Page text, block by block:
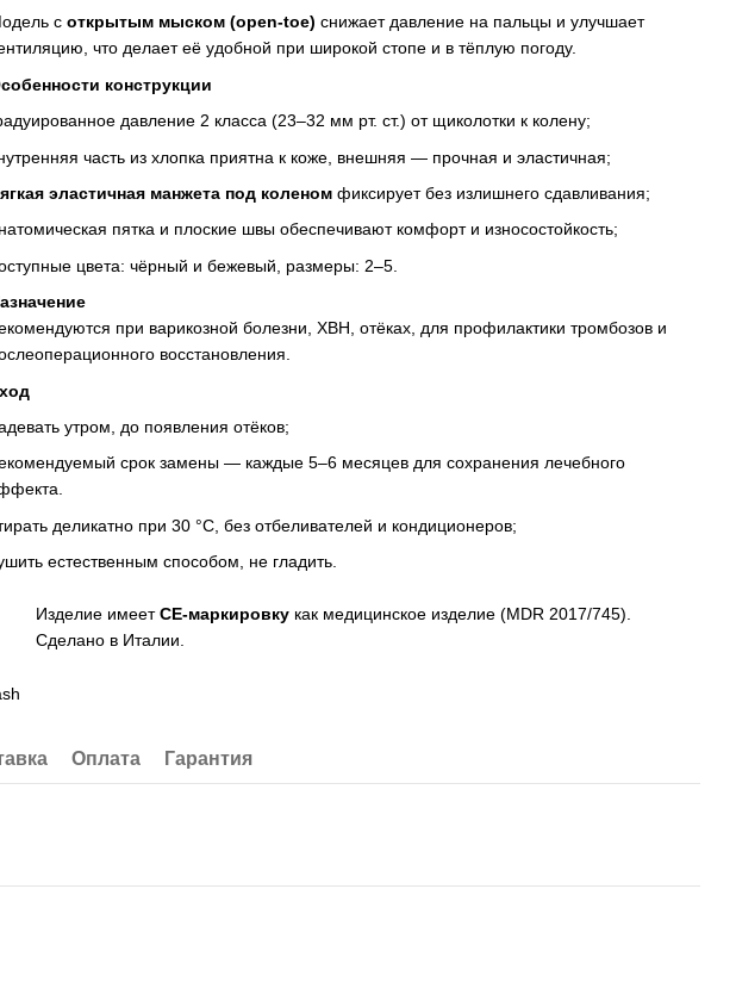
с открытым мыском (open-toe) снижает давление на пальцы и улучшает
что делает её удобной при широкой стопе и в тёплую погоду.
конструкции
давление 2 класса (23–32 мм рт. ст.) от щиколотки к колену;
часть из хлопка приятна к коже, внешняя — прочная и эластичная;
эластичная манжета под коленом фиксирует без излишнего сдавливания;
пятка и плоские швы обеспечивают комфорт и износостойкость;
цвета: чёрный и бежевый, размеры: 2–5.
при варикозной болезни, ХВН, отёках, для профилактики тромбозов и
восстановления.
утром, до появления отёков;
срок замены — каждые 5–6 месяцев для сохранения лечебного
деликатно при 30 °C, без отбеливателей и кондиционеров;
естественным способом, не гладить.
Изделие имеетCE-маркировку как медицинское изделие (MDR 2017/745).
Сделано в Италии.
Оплата Гарантия